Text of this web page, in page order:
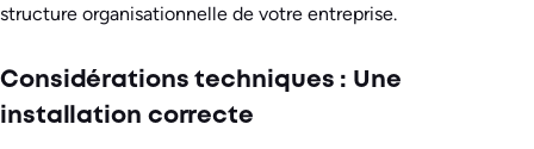
structure organisationnelle de votre entreprise.
Considérations techniques : Une
installation correcte